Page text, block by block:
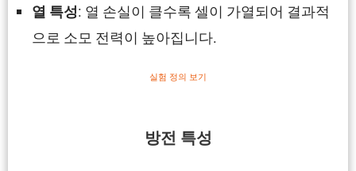
방전 특성
열 특성: 열 손실이 클수록 셀이 가열되어 결과적
으로 소모 전력이 높아집니다.
실험 정의 보기